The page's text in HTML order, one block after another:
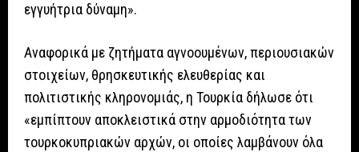
εγγυήτρια δύναμη».
Αναφορικά με ζητήματα αγνοουμένων, περιουσιακών
στοιχείων, θρησκευτικής ελευθερίας και
πολιτιστικής κληρονομιάς, η Τουρκία δήλωσε ότι
«εμπίπτουν αποκλειστικά στην αρμοδιότητα των
τουρκοκυπριακών αρχών, οι οποίες λαμβάνουν όλα